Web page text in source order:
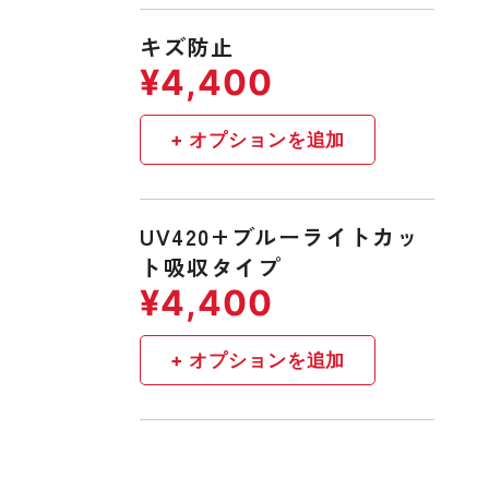
キズ防止
UV420+ブルーライトカッ
ト吸収タイプ